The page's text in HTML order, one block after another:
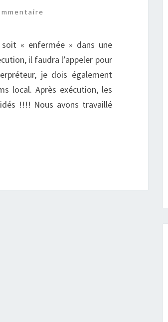
« enfermée » dans une
il faudra l’appeler pour
je dois également
local. Après exécution, les
!!!! Nous avons travaillé